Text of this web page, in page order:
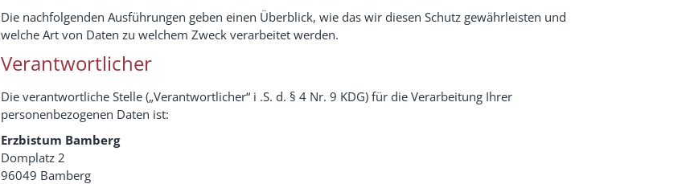
Die nachfolgenden Ausführungen geben einen Überblick, wie das wir diesen Schutz gewährleisten und
welche Art von Daten zu welchem Zweck verarbeitet werden.
Verantwortlicher
Die verantwortliche Stelle („Verantwortlicher“ i .S. d. § 4 Nr. 9 KDG) für die Verarbeitung Ihrer
personenbezogenen Daten ist:
Erzbistum Bamberg
Domplatz 2
96049 Bamberg